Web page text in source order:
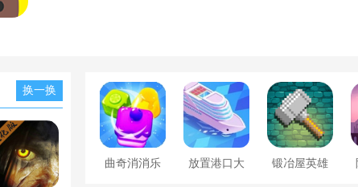
换一换
曲奇消消乐 放置港口大 锻冶屋英雄